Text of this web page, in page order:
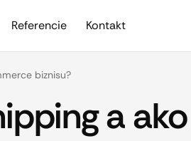
Referencie Kontakt
biznisu?
a